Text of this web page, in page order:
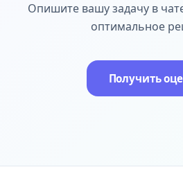
Опишите вашу задачу в
оптимальное
Получить